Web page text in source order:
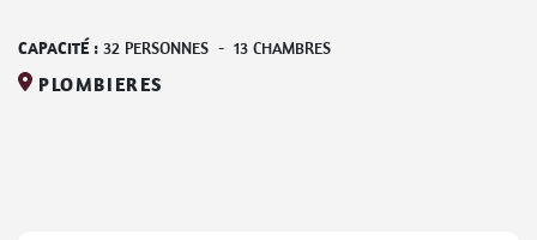
CAPACITÉ : 32 PERSONNES - 13 CHAMBRES
PLOMBIERES